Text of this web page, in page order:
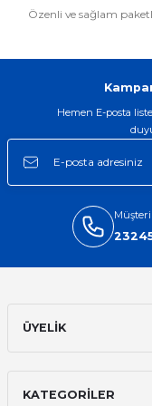
Özenli ve sağlam
Hemen E-posta
ÜYELİK
KATEGORİLER